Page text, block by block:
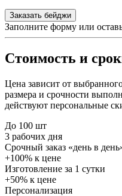
Заказать бейджи
Заполните форму или
Стоимость и
Цена зависит от
размера и срочности
действуют персональные
До 100 шт
3 рабочих дня
Срочный заказ «день в
+100% к цене
Изготовление за 1 сутки
+50% к цене
Персонализация